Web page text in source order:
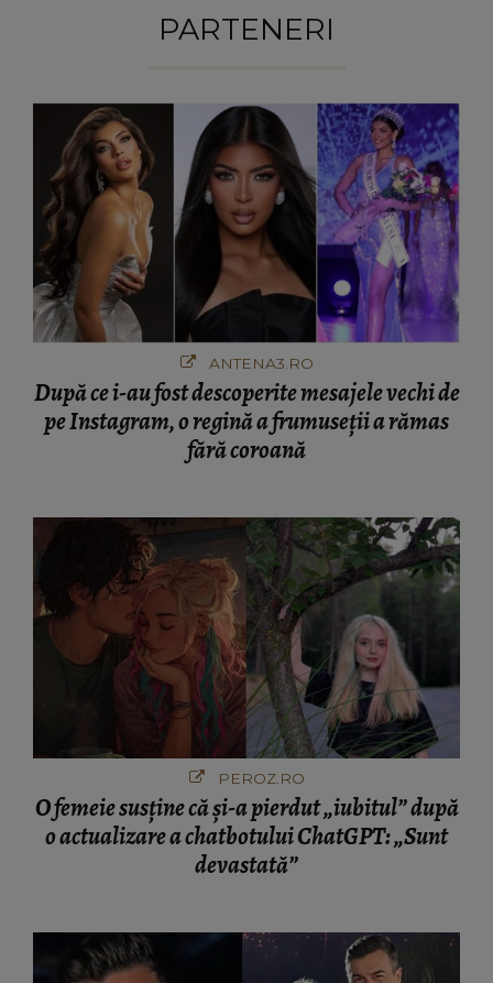
PARTENERI
ANTENA3.RO
După ce i-au fost descoperite mesajele vechi de
pe Instagram, o regină a frumuseții a rămas
fără coroană
PEROZ.RO
O femeie susține că și-a pierdut „iubitul” după
o actualizare a chatbotului ChatGPT: „Sunt
devastată”